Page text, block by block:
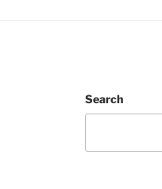
Search